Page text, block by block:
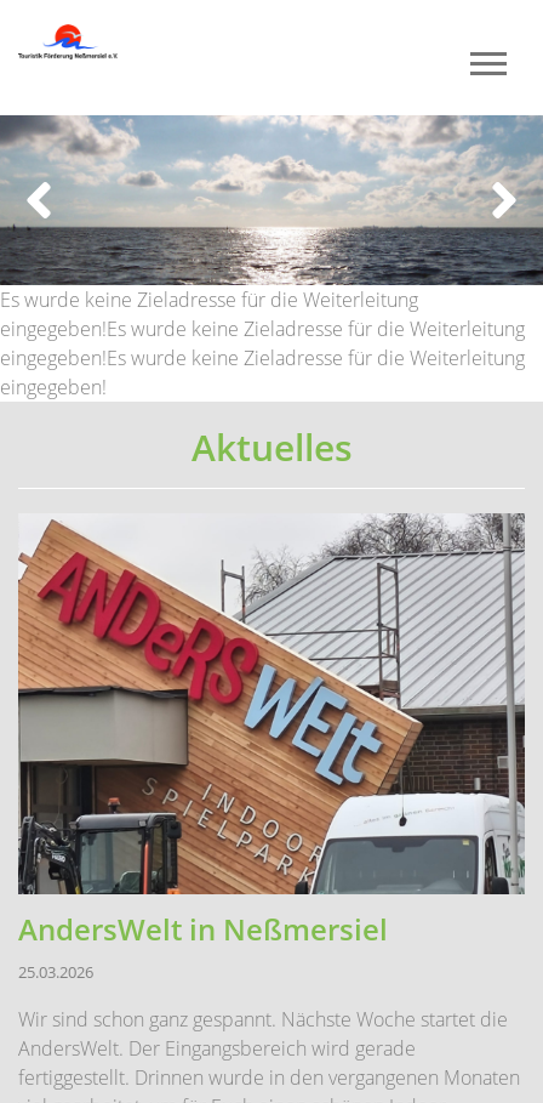
Previous
Next
Es wurde keine Zieladresse für die Weiterleitung
eingegeben!Es wurde keine Zieladresse für die Weiterleitung
eingegeben!Es wurde keine Zieladresse für die Weiterleitung
eingegeben!
Aktuelles
AndersWelt in Neßmersiel
25.03.2026
Wir sind schon ganz gespannt. Nächste Woche startet die
AndersWelt. Der Eingangsbereich wird gerade
fertiggestellt. Drinnen wurde in den vergangenen Monaten